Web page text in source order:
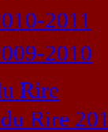
2011
2010
Rire
Rire